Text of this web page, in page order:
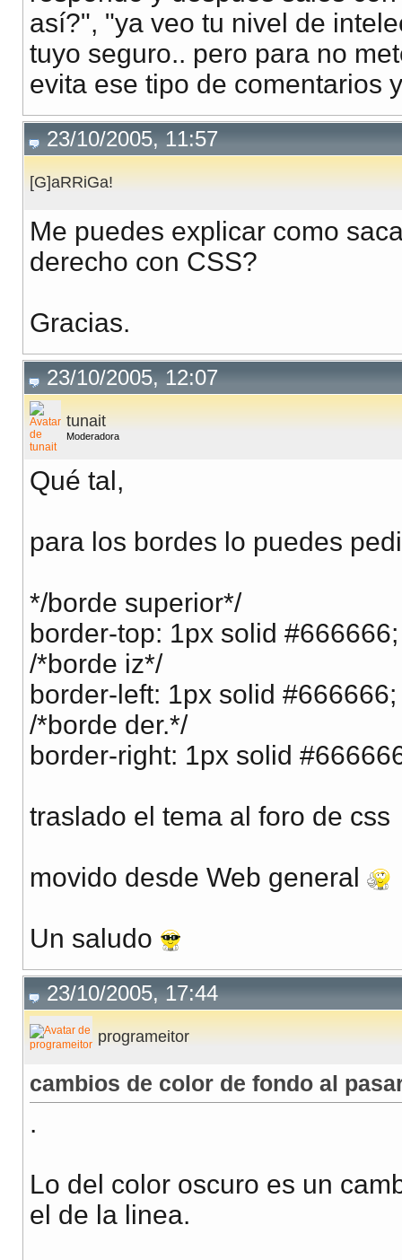
así?", "ya veo tu nivel de
tuyo seguro.. pero para no
evita ese tipo de comentarios
23/10/2005, 11:57
[G]aRRiGa!
Me puedes explicar como
derecho con CSS?
Gracias.
23/10/2005, 12:07
tunait
Moderadora
Qué tal,
para los bordes lo puedes
*/borde superior*/
border-top: 1px solid #666666;
/*borde iz*/
border-left: 1px solid #666666;
/*borde der.*/
border-right: 1px solid
traslado el tema al foro de css
movido desde Web general
Un saludo
23/10/2005, 17:44
programeitor
cambios de color de fondo al
.
Lo del color oscuro es un
el de la linea.